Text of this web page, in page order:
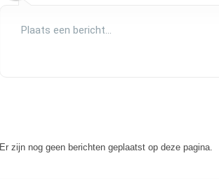
Er zijn nog geen berichten geplaatst op deze pagina.